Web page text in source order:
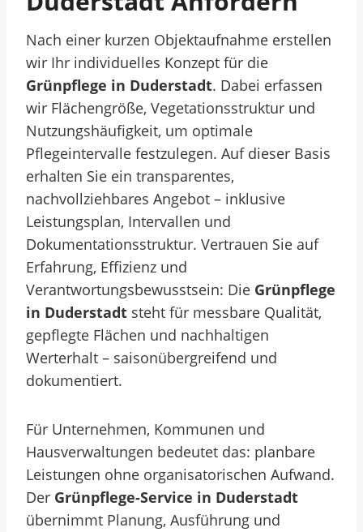
Nach einer kurzen Objektaufnahme erstellen
wir Ihr individuelles Konzept für die
Grünpflege in Duderstadt. Dabei erfassen
wir Flächengröße, Vegetationsstruktur und
Nutzungshäufigkeit, um optimale
Pflegeintervalle festzulegen. Auf dieser Basis
erhalten Sie ein transparentes,
nachvollziehbares Angebot – inklusive
Leistungsplan, Intervallen und
Dokumentationsstruktur. Vertrauen Sie auf
Erfahrung, Effizienz und
Verantwortungsbewusstsein: Die Grünpflege
in Duderstadt steht für messbare Qualität,
gepflegte Flächen und nachhaltigen
Werterhalt – saisonübergreifend und
dokumentiert.
Für Unternehmen, Kommunen und
Hausverwaltungen bedeutet das: planbare
Leistungen ohne organisatorischen Aufwand.
Der Grünpflege-Service in Duderstadt
übernimmt Planung, Ausführung und